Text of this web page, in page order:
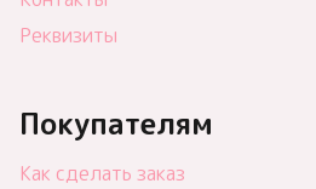
Реквизиты
Покупателям
Как сделать заказ